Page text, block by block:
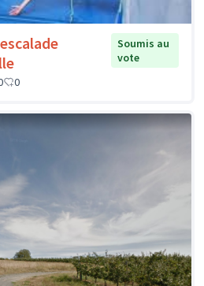
Soumis au
vote
0